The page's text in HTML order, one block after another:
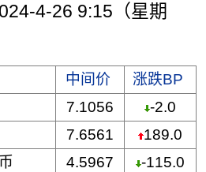
4-26 9:15（星期
中间价
涨跌BP
7.1056
-2.0
7.6561
189.0
4.5967
-115.0